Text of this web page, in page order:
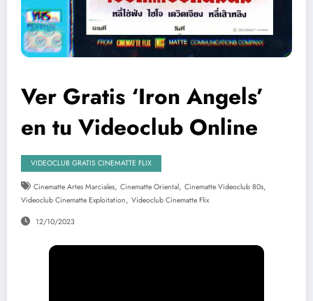
Ver Gratis ‘Iron Angels’
en tu Videoclub Online
VIDEOCLUB GRATIS CINEMATTE FLIX
Cinematte Artes Marciales, Cinematte Oriental, Cinematte Videoclub 80s,
Videoclub Cinematte Exploitation, Videoclub Cinematte Flix
12/10/2023